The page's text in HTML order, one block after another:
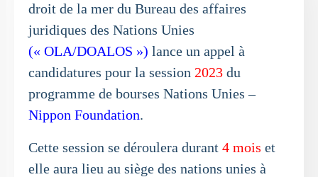
droit de la mer du Bureau des affaires
juridiques des Nations Unies
(« OLA/DOALOS ») lance un appel à
candidatures pour la session 2023 du
programme de bourses Nations Unies –
Nippon Foundation.
Cette session se déroulera durant 4 mois et
elle aura lieu au siège des nations unies à